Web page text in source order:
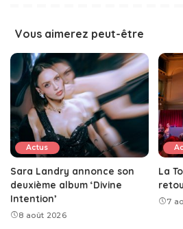
Vous aimerez peut-être
Actus
Sara Landry annonce son
deuxième album ‘Divine
Intention’
8 août 2026
La
7